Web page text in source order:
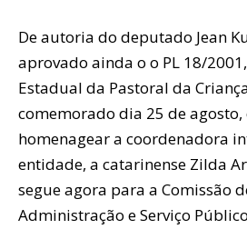
De autoria do deputado Jean
aprovado ainda o o PL 18/
Estadual da Pastoral da
comemorado dia 25 de
homenagear a coordenadora
entidade, a catarinense Zilda
segue agora para a Comissão
Administração e Serviço